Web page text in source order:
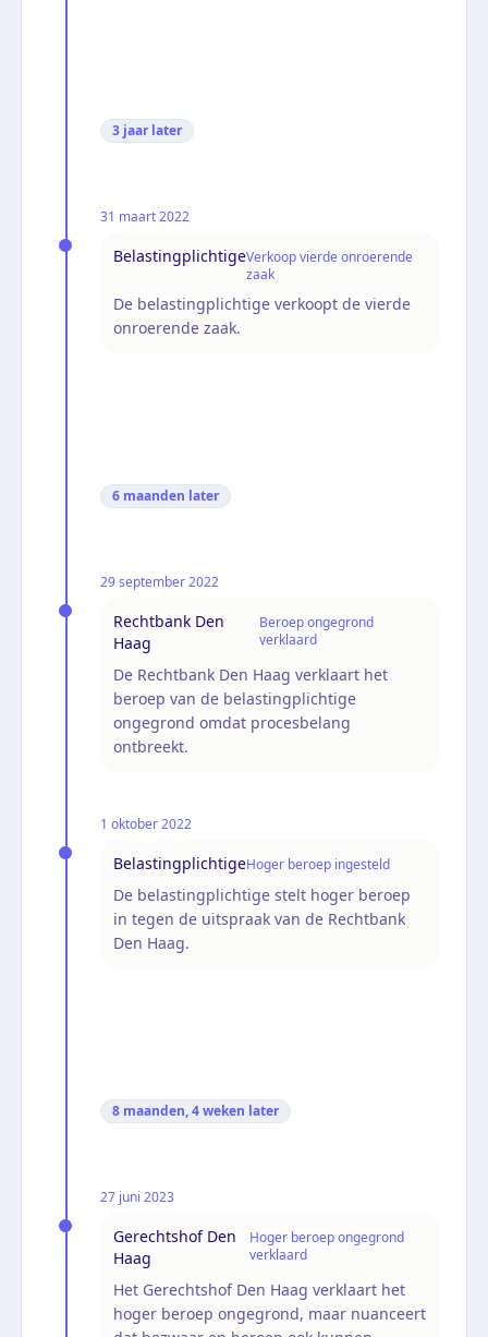
3 jaar later
31 maart 2022
BelastingplichtigeVerkoop vierde onroerende
zaak
De belastingplichtige verkoopt de vierde
onroerende zaak.
6 maanden later
29 september 2022
Rechtbank Den
Haag
Beroep ongegrond
verklaard
De Rechtbank Den Haag verklaart het
beroep van de belastingplichtige
ongegrond omdat procesbelang
ontbreekt.
1 oktober 2022
BelastingplichtigeHoger beroep ingesteld
De belastingplichtige stelt hoger beroep
in tegen de uitspraak van de Rechtbank
Den Haag.
8 maanden, 4 weken later
27 juni 2023
Gerechtshof Den
Haag
Hoger beroep ongegrond
verklaard
Het Gerechtshof Den Haag verklaart het
hoger beroep ongegrond, maar nuanceert